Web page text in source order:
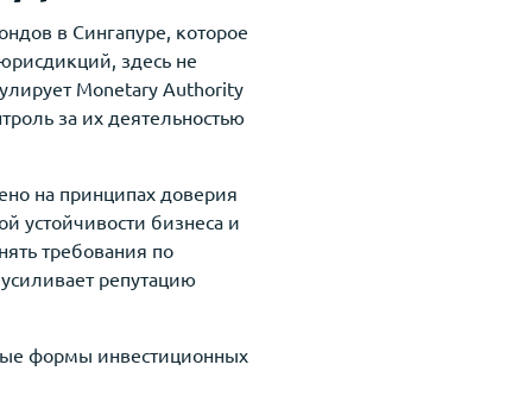
в Сингапуре, которое
здесь не
Monetary Authority
за их деятельностью
на принципах доверия
устойчивости бизнеса и
требования по
репутацию
формы инвестиционных